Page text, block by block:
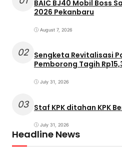
BAIC BJ40 Mobil Boss
2026 Pekanbaru
August 7, 2026
02 Sengketa Revitalisasi
Pemborong Tagih
July 31, 2026
03 Staf KPK ditahan KPK
July 31, 2026
Headline News